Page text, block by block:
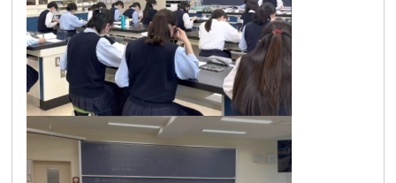
カリキュラム 授業、各教科の取り組み
補習・教養講座・公開講座・
高大連携・講習・勉強合宿
ライフスキルプログラム
芸術教育 課外授業
図書館教育 ICT機器の活用